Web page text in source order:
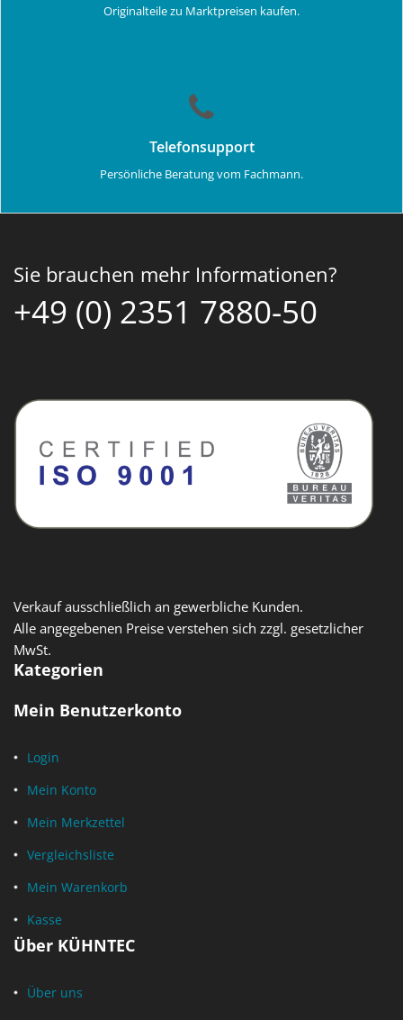
Originalteile zu Marktpreisen kaufen.
Telefonsupport
Persönliche Beratung vom Fachmann.
Sie brauchen mehr Informationen?
+49 (0) 2351 7880-50
Verkauf ausschließlich an gewerbliche Kunden.
Alle angegebenen Preise verstehen sich zzgl. gesetzlicher
MwSt.
Kategorien
Mein Benutzerkonto
Login
Mein Konto
Mein Merkzettel
Vergleichsliste
Mein Warenkorb
Kasse
Über KÜHNTEC
Über uns